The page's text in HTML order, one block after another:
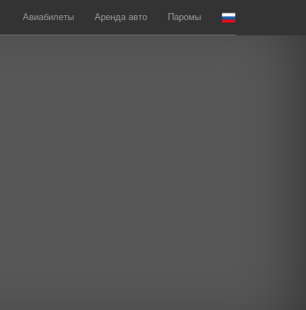
Авиабилеты Аренда авто Паромы